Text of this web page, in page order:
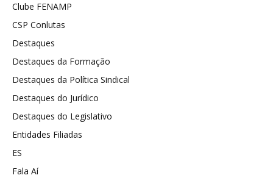
Clube FENAMP
CSP Conlutas
Destaques
Destaques da Formação
Destaques da Política Sindical
Destaques do Jurídico
Destaques do Legislativo
Entidades Filiadas
ES
Fala Aí